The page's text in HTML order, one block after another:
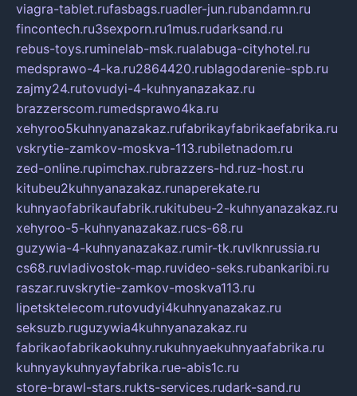
viagra-tablet.rufasbags.ruadler-jun.rubandamn.ru
fincontech.ru3sexporn.ru1mus.rudarksand.ru
rebus-toys.ruminelab-msk.rualabuga-cityhotel.ru
medsprawo-4-ka.ru2864420.rublagodarenie-spb.ru
zajmy24.rutovudyi-4-kuhnyanazakaz.ru
brazzerscom.rumedsprawo4ka.ru
xehyroo5kuhnyanazakaz.rufabrikayfabrikaefabrika.ru
vskrytie-zamkov-moskva-113.rubiletnadom.ru
zed-online.rupimchax.rubrazzers-hd.ruz-host.ru
kitubeu2kuhnyanazakaz.runaperekate.ru
kuhnyaofabrikaufabrik.rukitubeu-2-kuhnyanazakaz.ru
xehyroo-5-kuhnyanazakaz.rucs-68.ru
guzywia-4-kuhnyanazakaz.rumir-tk.ruvlknrussia.ru
cs68.ruvladivostok-map.ruvideo-seks.rubankaribi.ru
raszar.ruvskrytie-zamkov-moskva113.ru
lipetsktelecom.rutovudyi4kuhnyanazakaz.ru
seksuzb.ruguzywia4kuhnyanazakaz.ru
fabrikaofabrikaokuhny.rukuhnyaekuhnyaafabrika.ru
kuhnyaykuhnyayfabrika.rue-abis1c.ru
store-brawl-stars.rukts-services.rudark-sand.ru